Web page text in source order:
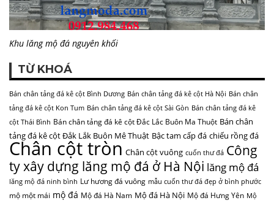
Khu lăng mộ đá nguyên khối
TỪ KHOÁ
Bán chân tảng đá kê cột Bình Dương Bán chân tảng đá kê cột Hà Nội Bán chân
tảng đá kê cột Kon Tum Bán chân tảng đá kê cột Sài Gòn Bán chân tảng đá kê
cột Thái Bình Bán chân tảng đá kê cột Đắc Lắc Buôn Ma Thuột Bán chân
tảng đá kê cột Đắk Lắk Buôn Mê Thuật Bậc tam cấp đá chiếu rồng đá
Chân cột tròn Chân cột vuông cuốn thư đá Công
ty xây dựng lăng mộ đá ở Hà Nội lăng mộ đá
lăng mộ đá ninh bình Lư hương đá vuông mẫu cuốn thư đá đẹp ở bình phước
mộ một mái mộ đá Mộ đá Hà Nam Mộ đá Hà Nội Mộ đá Hưng Yên Mộ